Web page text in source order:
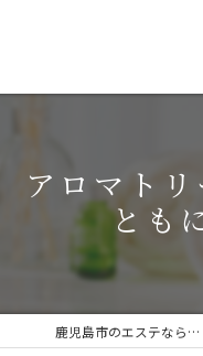
アロマト
とも
鹿児島市のエステなら癒しと美のサロンRin